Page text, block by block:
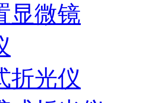
显微镜
折光仪